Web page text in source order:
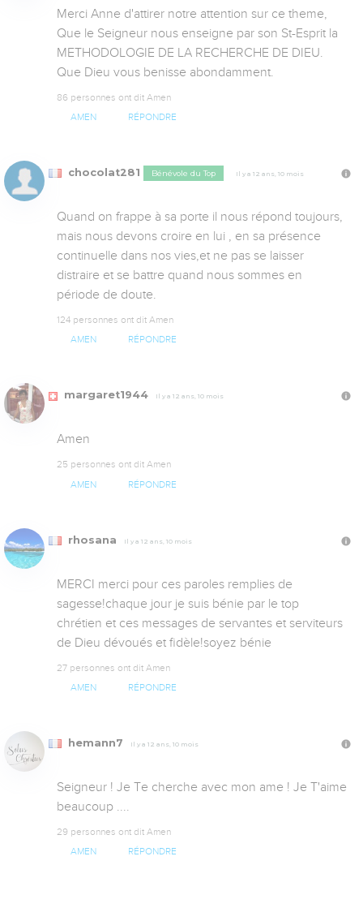
Merci Anne d'attirer notre attention sur ce theme,
Que le Seigneur nous enseigne par son St-Esprit la
METHODOLOGIE DE LA RECHERCHE DE DIEU.
Que Dieu vous benisse abondamment.
86 personnes ont dit Amen
AMEN RÉPONDRE
chocolat281 Bénévole du Top Il y a 12 ans, 10 mois
Quand on frappe à sa porte il nous répond toujours,
mais nous devons croire en lui , en sa présence
continuelle dans nos vies,et ne pas se laisser
distraire et se battre quand nous sommes en
période de doute.
124 personnes ont dit Amen
AMEN RÉPONDRE
margaret1944 Il y a 12 ans, 10 mois
Amen
25 personnes ont dit Amen
AMEN RÉPONDRE
rhosana Il y a 12 ans, 10 mois
MERCI merci pour ces paroles remplies de
sagesse!chaque jour je suis bénie par le top
chrétien et ces messages de servantes et serviteurs
de Dieu dévoués et fidèle!soyez bénie
27 personnes ont dit Amen
AMEN RÉPONDRE
hemann7 Il y a 12 ans, 10 mois
Seigneur ! Je Te cherche avec mon ame ! Je T'aime
beaucoup ....
29 personnes ont dit Amen
AMEN RÉPONDRE